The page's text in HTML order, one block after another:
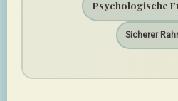
Psychologische
Sicherer